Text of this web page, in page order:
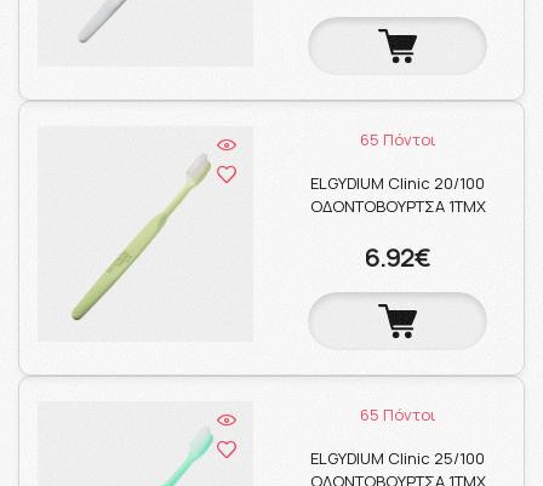
65 Πόντοι
ELGYDIUM Clinic 20/100
ΟΔΟΝΤΟΒΟΥΡΤΣΑ 1ΤΜΧ
6.92€
65 Πόντοι
ELGYDIUM Clinic 25/100
ΟΔΟΝΤΟΒΟΥΡΤΣΑ 1ΤΜΧ